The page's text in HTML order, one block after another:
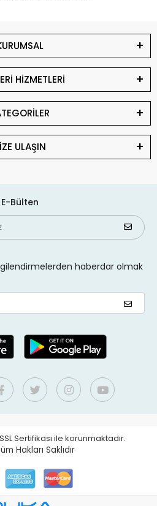
HİZMETLERİ
ULAŞIN
E-Bülten
haberdar olmak
Sertifikası ile korunmaktadır.
Hakları Saklıdır